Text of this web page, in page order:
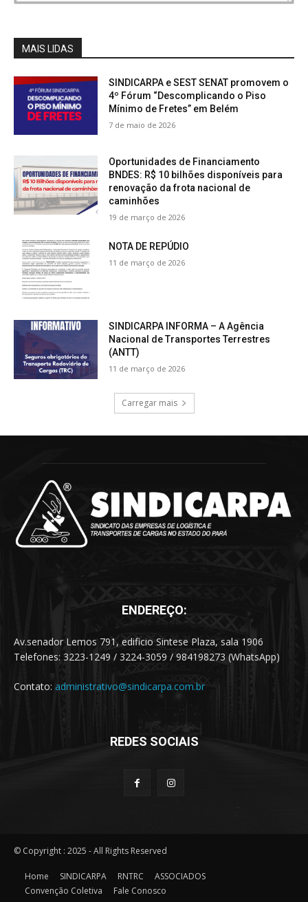
ENDEREÇO:
Av.senador Lemos 791, edificio Sintese Plaza, sala 1906
Telefones: 3223-1249 / 3224-3059 / 984198273 (WhatsApp)
Contato: administrativo@sindicarpa.com.br
REDES SOCIAIS
© Copyright : 2025 - All Rights Reserved
Home SINDICARPA RNTRC
ASSOCIADOS
Convenção Coletiva
Fale Conosco